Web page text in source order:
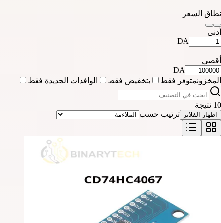
نطاق السعر
أدنى
DA
—
أقصى
DA
المخزونمتوفر فقط بتخفيض فقط الوافدات الجديدة فقط
10 نتيجة
اظهار الفلاتر ترتيب حسب